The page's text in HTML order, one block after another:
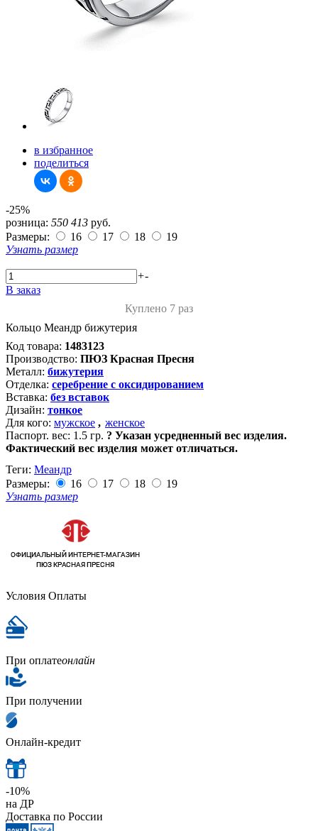
в избранное
поделиться
-25%
розница: 550 413 руб.
Размеры:
16 17 18
19
Узнать размер
+-
В заказ
Куплено 7 раз
Кольцо Меандр бижутерия
Код товара: 1483123
Производство: ПЮЗ Красная Пресня
Металл: бижутерия
Отделка: серебрение с оксидированием
Вставка: без вставок
Дизайн: тонкое
Для кого: мужское , женское
Паспорт. вес: 1.5 гр. ? Указан усредненный вес изделия.
Фактический вес изделия может отличаться.
Теги: Меандр
Размеры:
16 17 18
19
Узнать размер
Условия Оплаты
При оплатеонлайн
При получении
Онлайн-кредит
-10%
на ДР
Доставка по России